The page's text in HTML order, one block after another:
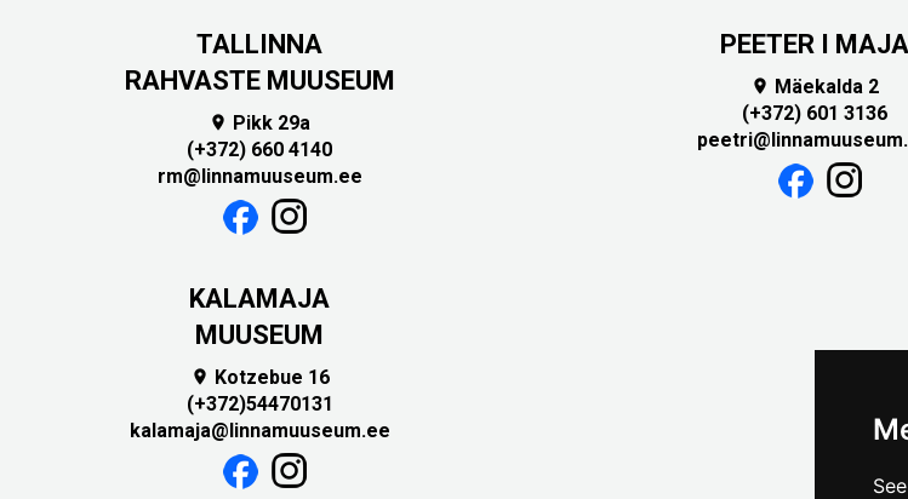
TALLINNA
RAHVASTE MUUSEUM
 Pikk 29a
(+372) 660 4140
rm@linnamuuseum.ee
PEETER I MAJA
 Mäekalda 2
(+372) 601 3136
KALAMAJA
MUUSEUM
 Kotzebue 16
(+372)54470131
kalamaja@linnamuuseum.ee